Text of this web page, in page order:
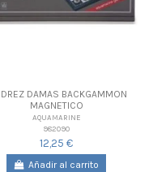
DAMAS BACKGAMMON
MAGNETICO
AQUAMARINE
982090
12,25 €
Añadir al carrito